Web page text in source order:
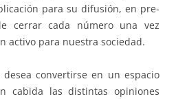
para su difusión, en pre-
cerrar cada número una vez
activo para nuestra sociedad.
desea convertirse en un espacio
cabida las distintas opiniones